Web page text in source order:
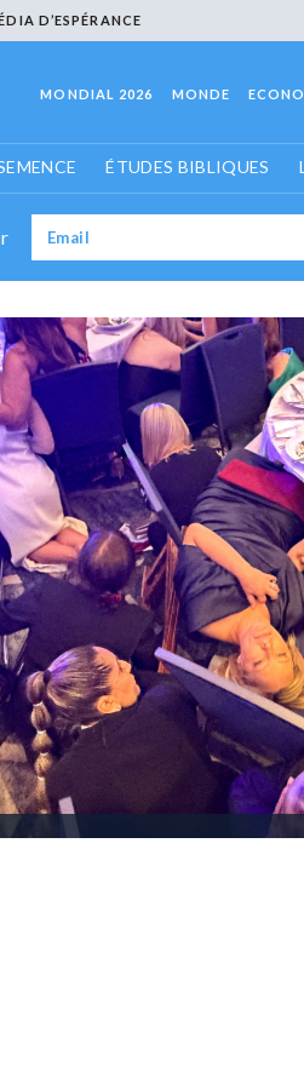
D’ESPÉRANCE
MONDIAL 2026 MONDE
ÉTUDES BIBLIQUES